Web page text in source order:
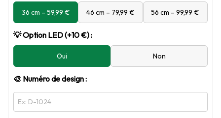
36 cm – 59,99 € 46 cm – 79,99 € 56 cm – 99,99 €
💡 Option LED (+10 €) :
Oui Non
🎨 Numéro de design :